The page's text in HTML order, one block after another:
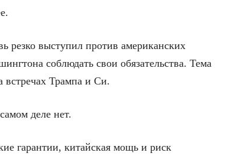
резко выступил против американских
соблюдать свои обязательства. Тема
встречах Трампа и Си.
деле нет.
гарантии, китайская мощь и риск